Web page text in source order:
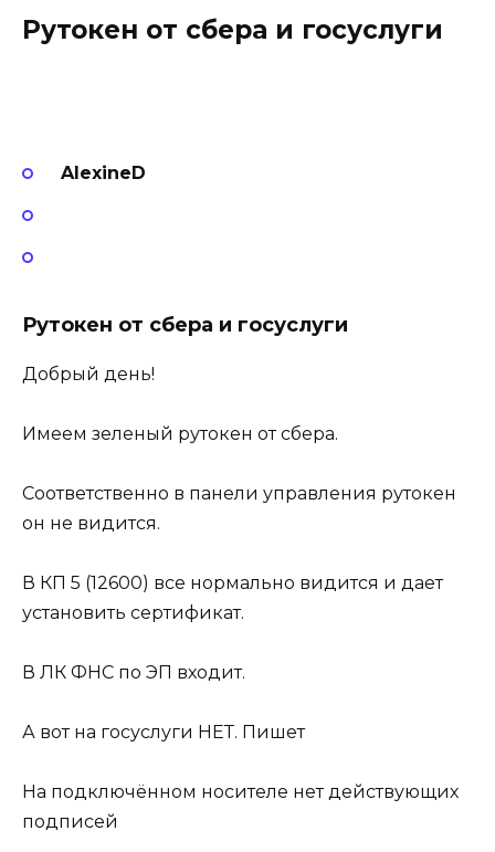
Рутокен от сбера и госуслуги
AlexineD
Рутокен от сбера и госуслуги
Добрый день!
Имеем зеленый рутокен от сбера.
Соответственно в панели управления рутокен
он не видится.
В КП 5 (12600) все нормально видится и дает
установить сертификат.
В ЛК ФНС по ЭП входит.
А вот на госуслуги НЕТ. Пишет
На подключённом носителе нет действующих
подписей